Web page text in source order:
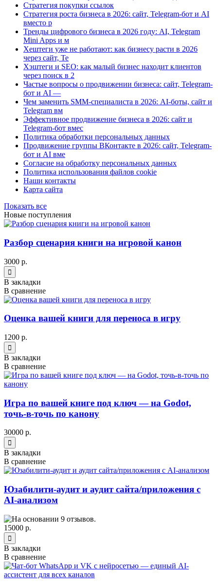
Стратегия покупки ссылок
Стратегия роста бизнеса в 2026: сайт, Telegram-бот и AI
вместо р
Тренды цифрового бизнеса в 2026 году: AI, Telegram
Mini Apps и м
Хештеги уже не работают: как бизнесу расти в 2026
через сайт, Te
Хэштеги и SEO: как малый бизнес находит клиентов
через поиск в 2
Частые вопросы о продвижении бизнеса: сайт, Telegram-
бот и AI —
Чем заменить SMM-специалиста в 2026: AI-боты, сайт и
Telegram вм
Эффективное продвижение бизнеса в 2026: сайт и
Telegram-бот вмес
Политика обработки персональных данных
Продвижение группы ВКонтакте в 2026: сайт, Telegram-
бот и AI вме
Согласие на обработку персональных данных
Политика использования файлов cookie
Наши контакты
Карта сайта
Показать все
Новые поступления
Разбор сценария книги на игровой канон
3000 р.
В закладки
В сравнение
Оценка вашей книги для переноса в игру
1200 р.
В закладки
В сравнение
Игра по вашей книге под ключ — на Godot,
точь-в-точь по канону
30000 р.
В закладки
В сравнение
Юзабилити-аудит и аудит сайта/приложения с
AI-анализом
15000 р.
В закладки
В сравнение